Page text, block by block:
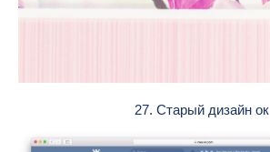
27. Старый дизайн ок